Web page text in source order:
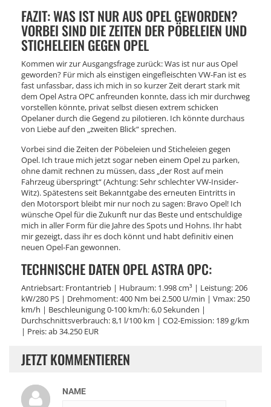
FAZIT: WAS IST NUR AUS OPEL GEWORDEN?
VORBEI SIND DIE ZEITEN DER PÖBELEIEN UND
STICHELEIEN GEGEN OPEL
Kommen wir zur Ausgangsfrage zurück: Was ist nur aus Opel
geworden? Für mich als einstigen eingefleischten VW-Fan ist es
fast unfassbar, dass ich mich in so kurzer Zeit derart stark mit
dem Opel Astra OPC anfreunden konnte, dass ich mir durchweg
vorstellen könnte, privat selbst diesen extrem schicken
Opelaner durch die Gegend zu pilotieren. Ich könnte durchaus
von Liebe auf den „zweiten Blick“ sprechen.
Vorbei sind die Zeiten der Pöbeleien und Sticheleien gegen
Opel. Ich traue mich jetzt sogar neben einem Opel zu parken,
ohne damit rechnen zu müssen, dass „der Rost auf mein
Fahrzeug überspringt“ (Achtung: Sehr schlechter VW-Insider-
Witz). Spätestens seit Bekanntgabe des erneuten Eintritts in
den Motorsport bleibt mir nur noch zu sagen: Bravo Opel! Ich
wünsche Opel für die Zukunft nur das Beste und entschuldige
mich in aller Form für die Jahre des Spots und Hohns. Ihr habt
mir gezeigt, dass ihr es doch könnt und habt definitiv einen
neuen Opel-Fan gewonnen.
TECHNISCHE DATEN OPEL ASTRA OPC:
Antriebsart: Frontantrieb | Hubraum: 1.998 cm³ | Leistung: 206
kW/280 PS | Drehmoment: 400 Nm bei 2.500 U/min | Vmax: 250
km/h | Beschleunigung 0-100 km/h: 6,0 Sekunden |
Durchschnittsverbrauch: 8,1 l/100 km | CO2-Emission: 189 g/km
| Preis: ab 34.250 EUR
JETZT KOMMENTIEREN
NAME